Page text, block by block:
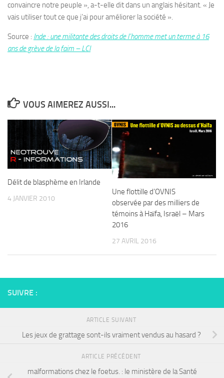
convaincre notre peuple », a-t-elle dit dans un anglais hésitant. « Je
vais utiliser tout ce que j’ai pour améliorer la société ».
Source : Inde : une militante des droits de l’homme met un terme à 16
ans de grève de la faim – LCI
VOUS AIMEREZ AUSSI...
Délit de blasphème en Irlande
4 JANVIER 2010
Une flottille d’OVNIS
observée par des milliers de
témoins à Haïfa, Israël – Mars
2016
27 AVRIL 2016
SUIVRE :
ARTICLE SUIVANT
Les jeux de grattage sont-ils vraiment vendus au hasard ?
ARTICLE PRÉCÉDENT
malformations chez le foetus. : le ministère de la Santé